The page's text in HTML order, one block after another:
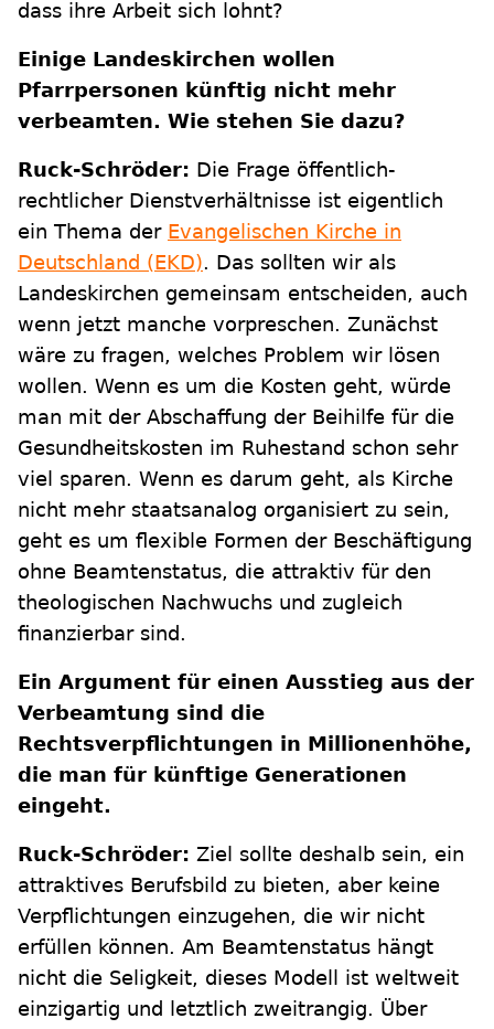
dass ihre Arbeit sich lohnt?
Einige Landeskirchen wollen
Pfarrpersonen künftig nicht mehr
verbeamten. Wie stehen Sie dazu?
Ruck-Schröder: Die Frage öffentlich-
rechtlicher Dienstverhältnisse ist eigentlich
ein Thema der Evangelischen Kirche in
Deutschland (EKD). Das sollten wir als
Landeskirchen gemeinsam entscheiden, auch
wenn jetzt manche vorpreschen. Zunächst
wäre zu fragen, welches Problem wir lösen
wollen. Wenn es um die Kosten geht, würde
man mit der Abschaffung der Beihilfe für die
Gesundheitskosten im Ruhestand schon sehr
viel sparen. Wenn es darum geht, als Kirche
nicht mehr staatsanalog organisiert zu sein,
geht es um flexible Formen der Beschäftigung
ohne Beamtenstatus, die attraktiv für den
theologischen Nachwuchs und zugleich
finanzierbar sind.
Ein Argument für einen Ausstieg aus der
Verbeamtung sind die
Rechtsverpflichtungen in Millionenhöhe,
die man für künftige Generationen
eingeht.
Ruck-Schröder: Ziel sollte deshalb sein, ein
attraktives Berufsbild zu bieten, aber keine
Verpflichtungen einzugehen, die wir nicht
erfüllen können. Am Beamtenstatus hängt
nicht die Seligkeit, dieses Modell ist weltweit
einzigartig und letztlich zweitrangig. Über